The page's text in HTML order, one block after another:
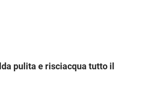
pulita e risciacqua tutto il